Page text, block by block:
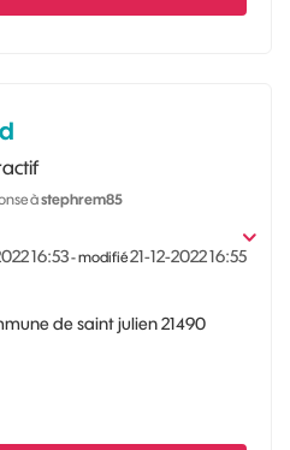
àstephrem85
16:53- modifié‎21-12-202216:55
de saint julien 21490